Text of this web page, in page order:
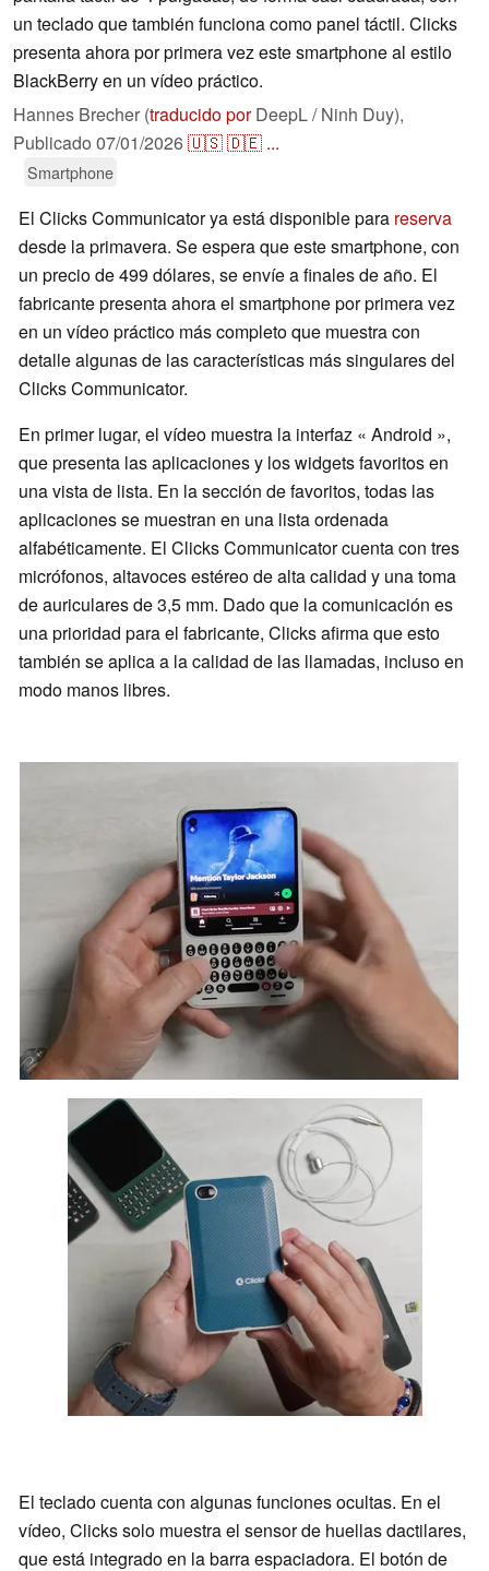
un teclado que también funciona como panel táctil. Clicks
presenta ahora por primera vez este smartphone al estilo
BlackBerry en un vídeo práctico.
Hannes Brecher (traducido porDeepL / Ninh Duy),
Publicado 07/01/2026🇺🇸🇩🇪 ...
Smartphone
El Clicks Communicator ya está disponible para reserva
desde la primavera. Se espera que este smartphone, con
un precio de 499 dólares, se envíe a finales de año. El
fabricante presenta ahora el smartphone por primera vez
en un vídeo práctico más completo que muestra con
detalle algunas de las características más singulares del
Clicks Communicator.
En primer lugar, el vídeo muestra la interfaz « Android »,
que presenta las aplicaciones y los widgets favoritos en
una vista de lista. En la sección de favoritos, todas las
aplicaciones se muestran en una lista ordenada
alfabéticamente. El Clicks Communicator cuenta con tres
micrófonos, altavoces estéreo de alta calidad y una toma
de auriculares de 3,5 mm. Dado que la comunicación es
una prioridad para el fabricante, Clicks afirma que esto
también se aplica a la calidad de las llamadas, incluso en
modo manos libres.
El teclado cuenta con algunas funciones ocultas. En el
vídeo, Clicks solo muestra el sensor de huellas dactilares,
que está integrado en la barra espaciadora. El botón de